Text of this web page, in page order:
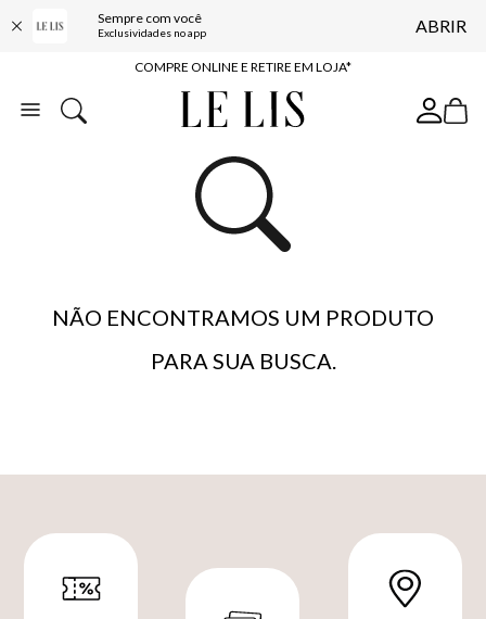
Sempre com você
Exclusividades no app ABRIR
10% OFF NA PRIMEIRA COMPRA*
COMPRE ONLINE E RETIRE EM LOJA*
ENTREGA EXPRESSA*
BAIXE O APP
10% OFF NA PRIMEIRA COMPRA*
NÃO ENCONTRAMOS UM PRODUTO
PARA SUA BUSCA.